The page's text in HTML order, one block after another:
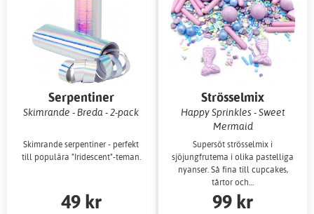
Serpentiner
Skimrande - Breda - 2-pack
Skimrande serpentiner - perfekt
till populära "Iridescent"-teman.
49 kr
Strösselmix
Happy Sprinkles - Sweet
Mermaid
Supersöt strösselmix i
sjöjungfrutema i olika pastelliga
nyanser. Så fina till cupcakes,
tårtor och…
99 kr